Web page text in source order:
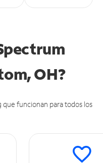
OH?
funcionan para todos los